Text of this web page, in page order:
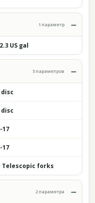
1 параметр
US gal
5 параметров
17
17
Telescopic forks
2 параметра